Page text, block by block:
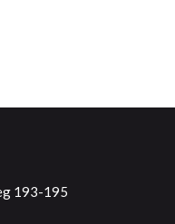
193-195